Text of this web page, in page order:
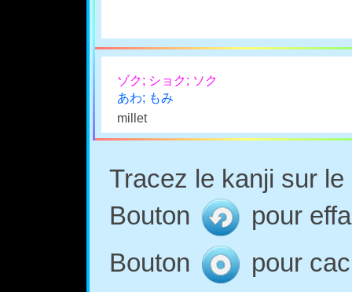
ゾク; ショク; ソク
あわ; もみ
millet
Tracez le kanji sur
Bouton
pour
Bouton
pour